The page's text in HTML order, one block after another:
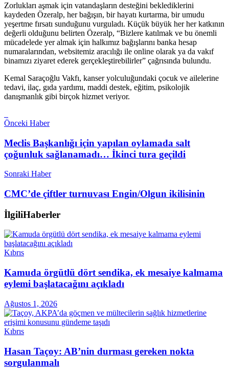
Zorlukları aşmak için vatandaşların desteğini beklediklerini
kaydeden Özeralp, her bağışın, bir hayatı kurtarma, bir umudu
yeşertme fırsatı sunduğunu vurguladı. Küçük büyük her her katkının
değerli olduğunu belirten Özeralp, “Bizlere katılmak ve bu önemli
mücadelede yer almak için halkımız bağışlarını banka hesap
numaralarından, websitemiz aracılığı ile online olarak ya da vakıf
binamızı ziyaret ederek gerçekleştirebilirler” çağrısında bulundu.
Kemal Saraçoğlu Vakfı, kanser yolculuğundaki çocuk ve ailelerine
tedavi, ilaç, gıda yardımı, maddi destek, eğitim, psikolojik
danışmanlık gibi birçok hizmet veriyor.
Önceki Haber
Meclis Başkanlığı için yapılan oylamada salt
çoğunluk sağlanamadı… İkinci tura geçildi
Sonraki Haber
CMC’de çiftler turnuvası Engin/Olgun ikilisinin
İlgiliHaberler
Kıbrıs
Kamuda örgütlü dört sendika, ek mesaiye kalmama
eylemi başlatacağını açıkladı
Ağustos 1, 2026
Kıbrıs
Hasan Taçoy: AB’nin durması gereken nokta
sorgulanmalı